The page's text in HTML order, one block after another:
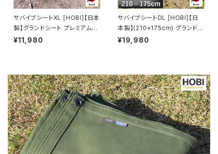
サバイブシートXL [HOBI]【日本
製】グランドシート プレミアム帆
布 強力防水パラフィン加工 [無
ア キャンプ レジャー ホビ HS1
8080 オリーブドラブ/キャメル
オレンジ【MADE IN JAPAN】
¥11,980
サバイブシートDL [HOBI]【日
本製】(210×175cm) グランドシ
ート プレミアム帆布(シャットル
火 ソロ 風避け マット 前幕 軍幕
オリーブドラブ [MADE IN JAP
AN]
¥19,980